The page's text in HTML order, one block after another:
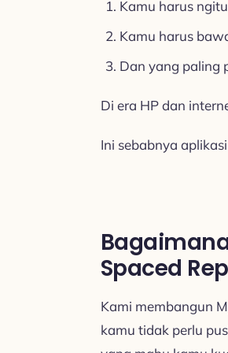
Kamu harus
Kamu harus
Dan yang paling
Di era HP dan
Ini sebabnya
Spaced
Kami membangun
kamu tidak perlu